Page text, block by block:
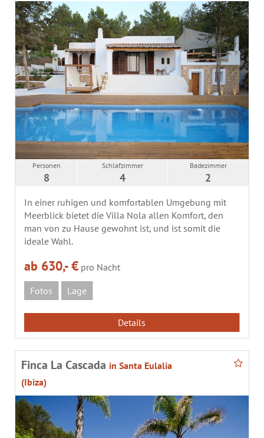
Personen
8
Schlafzimmer
4
Badezimmer
2
In einer ruhigen und komfortablen Umgebung mit
Meerblick bietet die Villa Nola allen Komfort, den
man von zu Hause gewohnt ist, und ist somit die
ideale Wahl.
ab 630,- € pro Nacht
Fotos
Lage
Details
Finca La Cascada in Santa Eulalia
(Ibiza)